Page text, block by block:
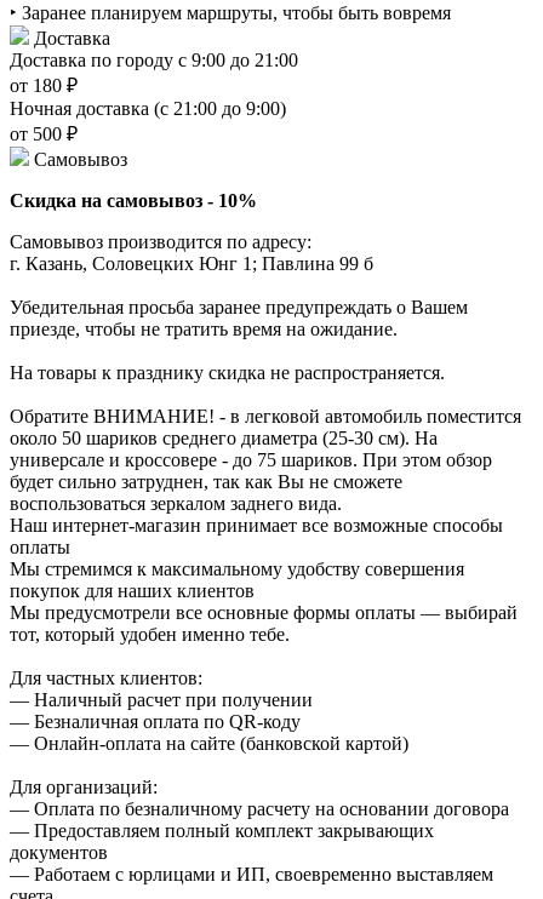
‣ Заранее планируем маршруты, чтобы быть вовремя
Доставка
Доставка по городу с 9:00 до 21:00
от 180 ₽
Ночная доставка (с 21:00 до 9:00)
от 500 ₽
Самовывоз
Скидка на самовывоз - 10%
Самовывоз производится по адресу:
г. Казань, Соловецких Юнг 1; Павлина 99 б
Убедительная просьба заранее предупреждать о Вашем
приезде, чтобы не тратить время на ожидание.
На товары к празднику скидка не распространяется.
Обратите ВНИМАНИЕ! - в легковой автомобиль поместится
около 50 шариков среднего диаметра (25-30 см). На
универсале и кроссовере - до 75 шариков. При этом обзор
будет сильно затруднен, так как Вы не сможете
воспользоваться зеркалом заднего вида.
Наш интернет-магазин принимает все возможные способы
оплаты
Мы стремимся к максимальному удобству совершения
покупок для наших клиентов
Мы предусмотрели все основные формы оплаты — выбирай
тот, который удобен именно тебе.
Для частных клиентов:
— Наличный расчет при получении
— Безналичная оплата по QR-коду
— Онлайн-оплата на сайте (банковской картой)
Для организаций:
— Оплата по безналичному расчету на основании договора
— Предоставляем полный комплект закрывающих
документов
— Работаем с юрлицами и ИП, своевременно выставляем